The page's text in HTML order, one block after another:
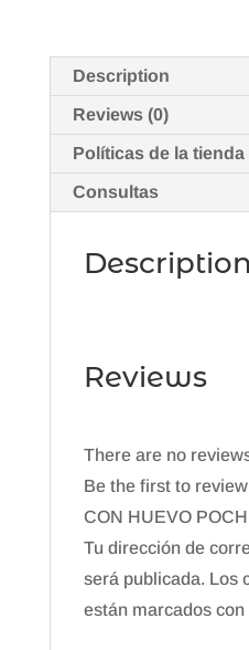
Description
Reviews (0)
Políticas de la tienda
Consultas
Description
Reviews
There are no
Be the first to
CON HUEVO
Tu dirección de
será publicada. Los
están marcados con